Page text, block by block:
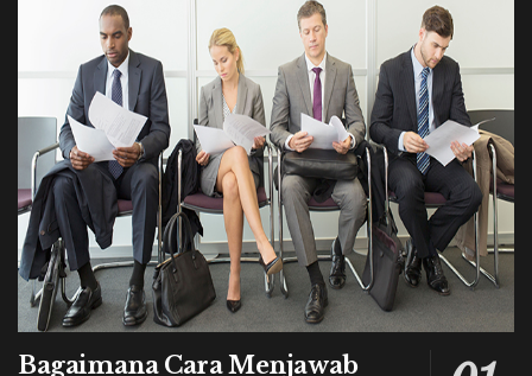
Bagaimana Cara Menjawab